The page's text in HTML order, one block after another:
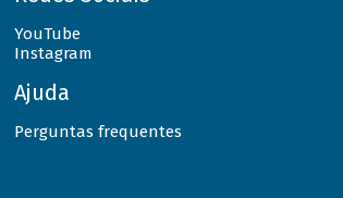
YouTube
Instagram
Ajuda
Perguntas frequentes